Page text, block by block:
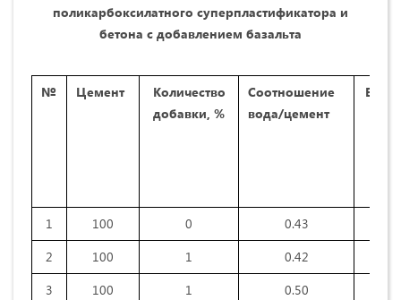
поликарбоксилатного суперпластификатора и
бетона с добавлением базальта
№ Цемент
Количество
добавки, %
Соотношение
вода/цемент
1 100 0
0.43
2
100 1
0.42
3
100 1 0.50